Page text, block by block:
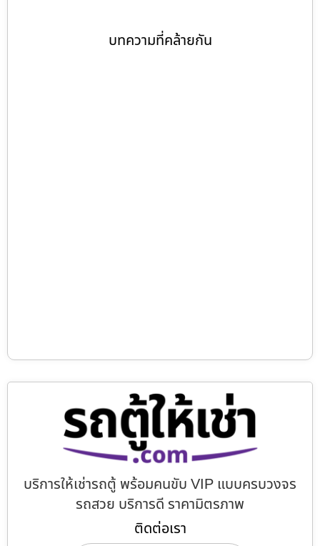
บทความที่คล้ายกัน
บริการให้เช่ารถตู้ พร้อมคนขับ VIP แบบครบวงจร
รถสวย บริการดี ราคามิตรภาพ
ติดต่อเรา